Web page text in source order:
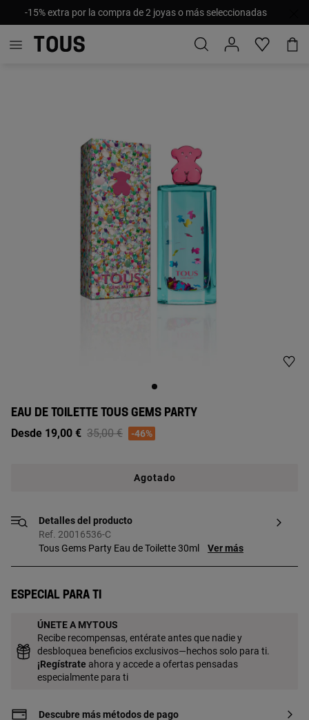
-15% extra por la compra de 2 joyas o más seleccionadas
EAU DE TOILETTE TOUS GEMS PARTY
Desde 19,00 € Price reduced from
35,00 €to-46%
Agotado
Detalles del producto
Ref. 20016536-C
Tous Gems Party Eau de Toilette 30ml
Ver más
Especial para ti
ÚNETE A MYTOUS
Recibe recompensas, entérate antes que nadie y
desbloquea beneficios exclusivos—hechos solo para ti.
¡Regístrate ahora y accede a ofertas pensadas
especialmente para ti
Descubre más métodos de pago